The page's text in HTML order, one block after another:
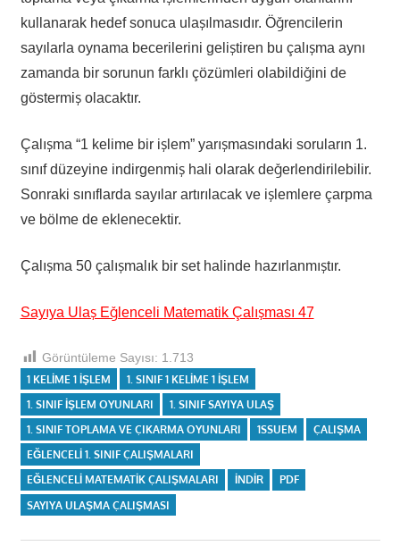
kullanarak hedef sonuca ulaşılmasıdır. Öğrencilerin
sayılarla oynama becerilerini geliştiren bu çalışma aynı
zamanda bir sorunun farklı çözümleri olabildiğini de
göstermiş olacaktır.
Çalışma “1 kelime bir işlem” yarışmasındaki soruların 1.
sınıf düzeyine indirgenmiş hali olarak değerlendirilebilir.
Sonraki sınıflarda sayılar artırılacak ve işlemlere çarpma
ve bölme de eklenecektir.
Çalışma 50 çalışmalık bir set halinde hazırlanmıştır.
Sayıya Ulaş Eğlenceli Matematik Çalışması 47
Görüntüleme Sayısı: 1.713
1 KELIME 1 IŞLEM
1. SINIF 1 KELIME 1 IŞLEM
1. SINIF IŞLEM OYUNLARI
1. SINIF SAYIYA ULAŞ
1. SINIF TOPLAMA VE ÇIKARMA OYUNLARI
1SSUEM
ÇALIŞMA
EĞLENCELI 1. SINIF ÇALIŞMALARI
EĞLENCELI MATEMATIK ÇALIŞMALARI
INDIR
PDF
SAYIYA ULAŞMA ÇALIŞMASI